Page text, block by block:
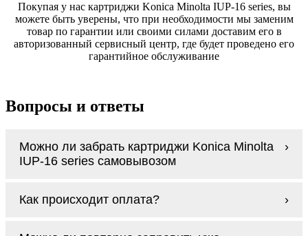
Покупая у нас картриджи Konica Minolta IUP-16 series, вы
можете быть уверены, что при необходимости мы заменим
товар по гарантии или своими силами доставим его в
авторизованный сервисный центр, где будет проведено его
гарантийное обслуживание
Вопросы и ответы
Можно ли забрать картриджи Konica Minolta
IUP-16 series самовывозом
доставим заказ и сделаем это бесплатно
Мы гарантируем цельность упаковки, когда
Как происходит оплата?